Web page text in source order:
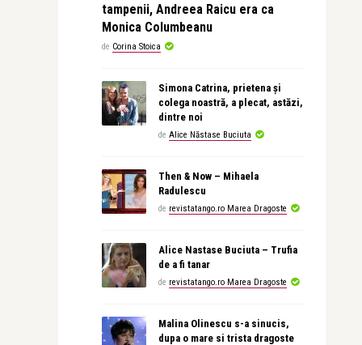
tampenii, Andreea Raicu era ca
Monica Columbeanu
de Corina Stoica
Simona Catrina, prietena și
colega noastră, a plecat, astăzi,
dintre noi
de Alice Năstase Buciuta
Then & Now – Mihaela
Radulescu
de revistatango.ro Marea Dragoste
Alice Nastase Buciuta – Trufia
de a fi tanar
de revistatango.ro Marea Dragoste
Malina Olinescu s-a sinucis,
dupa o mare si trista dragoste